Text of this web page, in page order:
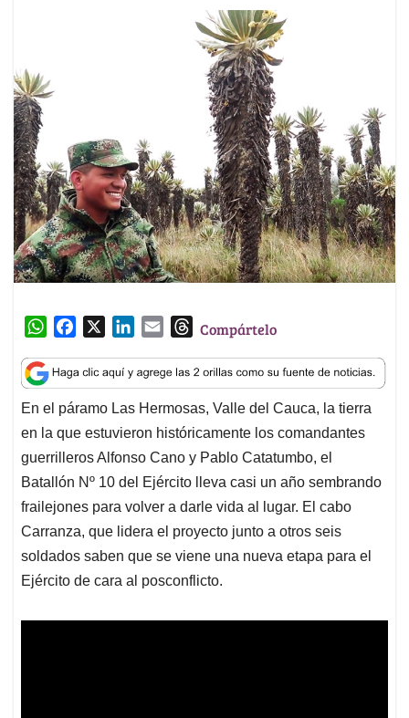
W
a
t
s
A
p
p
c
e
b
o
o
k
n
k
e
d
I
n
a
i
l
T
r
e
a
d
s
Compártelo
En el páramo Las Hermosas, Valle del Cauca, la tierra
en la que estuvieron históricamente los comandantes
guerrilleros Alfonso Cano y Pablo Catatumbo, el
Batallón Nº 10 del Ejército lleva casi un año sembrando
frailejones para volver a darle vida al lugar. El cabo
Carranza, que lidera el proyecto junto a otros seis
soldados saben que se viene una nueva etapa para el
Ejército de cara al posconflicto.